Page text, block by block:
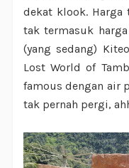
dekat klook. Harga
tak termasuk
(yang sedang)
Lost World of
famous dengan air
tak pernah pergi,